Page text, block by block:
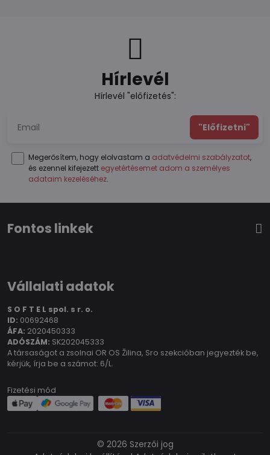
Hírlevél
Hírlevél "előfizetés":
"Előfizetni"
Megerősítem, hogy elolvastam a adatvédelmi szabályzatot,
és ezennel kifejezett egyetértésemet adom a személyes
adataim kezeléséhez.
Fontos linkek
Vállalati adatok
S O F T E L spol. s r. o.
ID: 00692468
ÁFA: 2020450333
ADÓSZÁM: SK202045333
A társaságot a zsolnai OR OS Žilina, Sro szekcióban jegyezték be,
kérjük, írja be a számot: 6/L.
Fizetési mód
© 2026 Szerzői jog